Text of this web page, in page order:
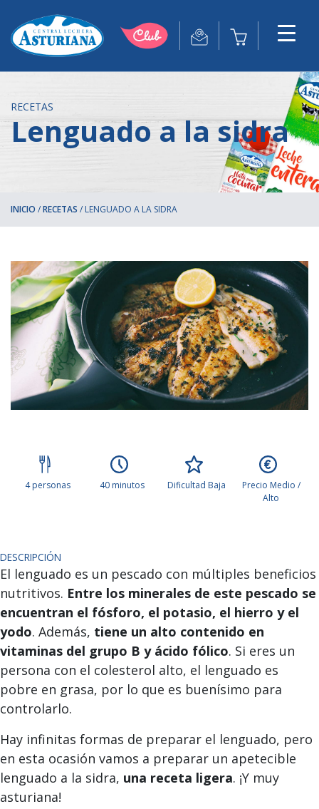
RECETAS
Lenguado a la sidra
INICIO /RECETAS / LENGUADO A LA SIDRA
4 personas 40 minutos Dificultad Baja
Precio Medio /
Alto
DESCRIPCIÓN
El lenguado es un pescado con múltiples beneficios
nutritivos. Entre los minerales de este pescado se
encuentran el fósforo, el potasio, el hierro y el
yodo. Además, tiene un alto contenido en
vitaminas del grupo B y ácido fólico. Si eres un
persona con el colesterol alto, el lenguado es
pobre en grasa, por lo que es buenísimo para
controlarlo.
Hay infinitas formas de preparar el lenguado, pero
en esta ocasión vamos a preparar un apetecible
lenguado a la sidra, una receta ligera. ¡Y muy
asturiana!